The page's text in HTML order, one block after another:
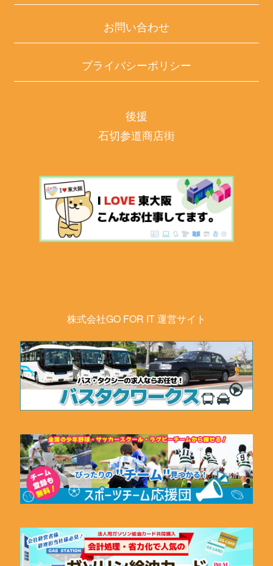
お問い合わせ
プライバシーポリシー
後援
石切参道商店街
株式会社GO FOR IT 運営サイト